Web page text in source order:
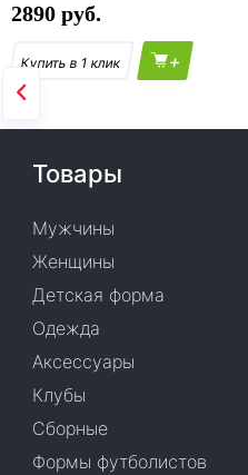
2890
+
Товары
Мужчины
Женщины
Детская форма
Одежда
Аксессуары
Клубы
Сборные
Формы футболистов